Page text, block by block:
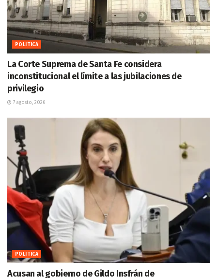
POLITICA
La Corte Suprema de Santa Fe considera
inconstitucional el límite a las jubilaciones de
privilegio
7 agosto, 2026
POLITICA
Acusan al gobierno de Gildo Insfrán de